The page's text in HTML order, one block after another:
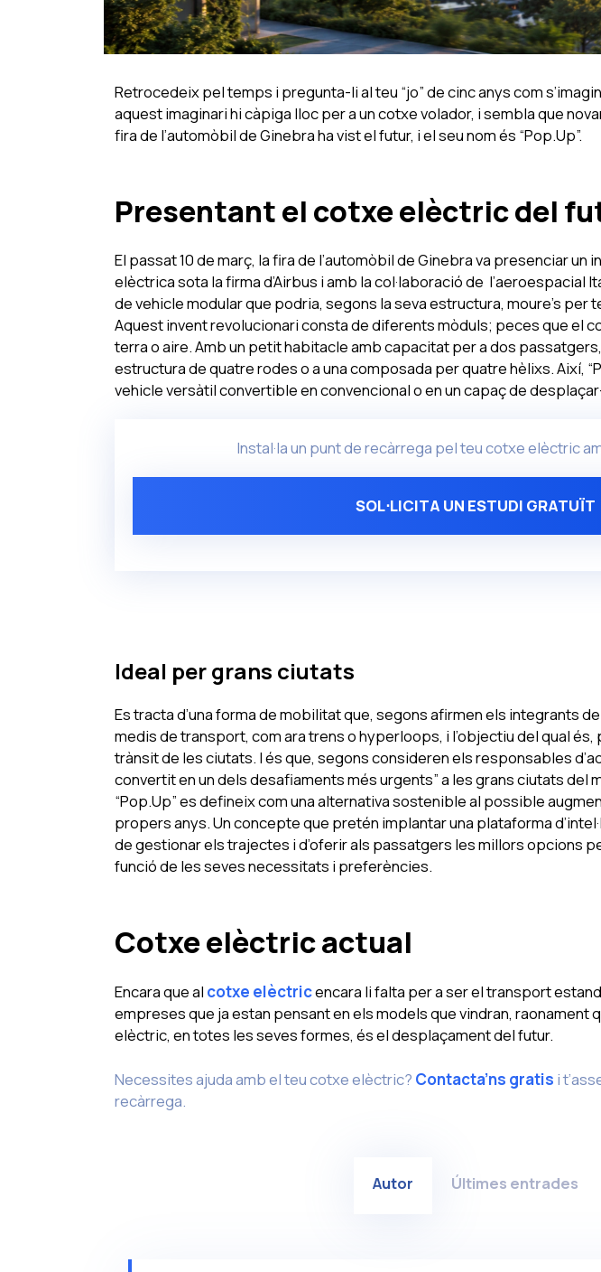
Retrocedeix pel temps i pregunta-li al teu “jo” de cinc anys com
aquest imaginari hi càpiga lloc per a un cotxe volador, i sembla que
fira de l’automòbil de Ginebra ha vist el futur, i el seu nom és “Pop.Up”.
Presentant el cotxe elèctric del
El passat 10 de març, la fira de l’automòbil de Ginebra va presenciar
elèctrica sota la firma d’Airbus i amb la col·laboració de l’aeroespacial
de vehicle modular que podria, segons la seva estructura, moure’s per
Aquest invent revolucionari consta de diferents mòduls; peces que el
terra o aire. Amb un petit habitacle amb capacitat per a dos
estructura de quatre rodes o a una composada per quatre hèlixs. Així,
vehicle versàtil convertible en convencional o en un capaç de
Instal·la un punt de recàrrega pel teu cotxe elèctric
SOL⋅LICITA UN ESTUDI GRATUÏT
Ideal per grans ciutats
Es tracta d’una forma de mobilitat que, segons afirmen els integrants
medis de transport, com ara trens o hyperloops, i l’objectiu del qual
trànsit de les ciutats. I és que, segons consideren els responsables
convertit en un dels desafiaments més urgents” a les grans ciutats del
“Pop.Up” es defineix com una alternativa sostenible al possible
propers anys. Un concepte que pretén implantar una plataforma
de gestionar els trajectes i d’oferir als passatgers les millors opcions
funció de les seves necessitats i preferències.
Cotxe elèctric actual
Encara que al cotxe elèctricencara li falta per a ser el transport
empreses que ja estan pensant en els models que vindran, raonament
elèctric, en totes les seves formes, és el desplaçament del futur.
Necessites ajuda amb el teu cotxe elèctric? Contacta’ns gratis i
recàrrega.
Autor Últimes entrades